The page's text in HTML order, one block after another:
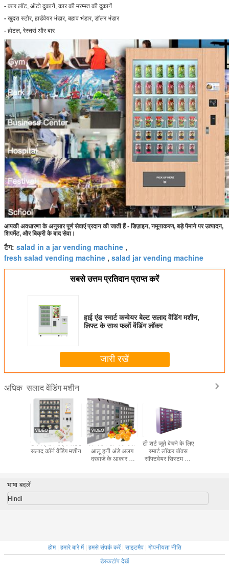
प्रस्तुत
- कार लॉट, ऑटो दुकानें, कार की मरम्मत की दुकानें
- खुदरा स्टोर, हार्डवेयर भंडार, बहाव भंडार, डॉलर भंडार
- होटल, रेस्तरां और बार
आपकी अवधारणा के अनुसार पूर्ण सेवाएं प्रदान की जाती हैं - डिज़ाइन, नमूनाकरण, बड़े पैमाने पर उत्पादन,
शिपमेंट, और बिक्री के बाद सेवा।
टैग: salad in a jar vending machine ,
fresh salad vending machine , salad jar vending machine
सबसे उत्तम प्रतिदान प्राप्त करें
हाई एंड स्मार्ट कन्वेयर बेल्ट सलाद वेंडिंग मशीन,
लिफ्ट के साथ फलों वेंडिंग लॉकर
जारी रखें
अधिक सलाद वेंडिंग मशीन
टच स्क्रीन रेफ्रिजरेटेड
सलाद कॉर्न वेंडिंग मशीन
विन्नसेन सब्जियां फल
आलू हनी अंडे अलग
दरवाजे के आकार के
टी शर्ट जूते बेचने के लिए
स्मार्ट लॉकर बॉक्स
सॉफ्टवेयर सिस्टम टच
भाषा बदलें
Hindi
होम| हमारे बारे में| हमसे संपर्क करें| साइटमैप| गोपनीयता नीति
डेस्कटॉप देखें